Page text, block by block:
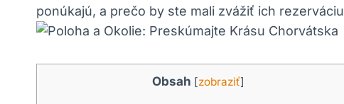
ponúkajú, a prečo by ste mali zvážiť ich
Obsah [zobraziť]